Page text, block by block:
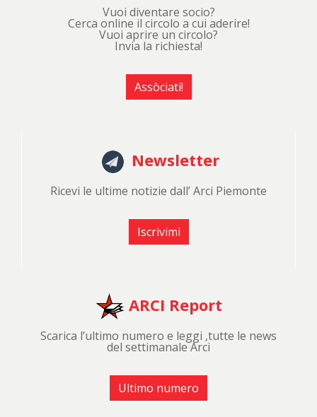
Vuoi diventare socio?
Cerca online il circolo a cui aderire!
Vuoi aprire un circolo?
Invia la richiesta!
Assòciati!
Newsletter
Ricevi le ultime notizie dall’ Arci Piemonte
Iscrivimi
ARCI Report
Scarica l’ultimo numero e leggi ,tutte le news
del settimanale Arci
Ultimo numero